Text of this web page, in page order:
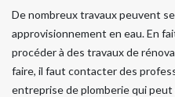
De nombreux travaux peuvent
approvisionnement en eau. En
procéder à des travaux de
faire, il faut contacter des
entreprise de plomberie qui